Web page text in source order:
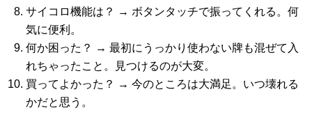
サイコロ機能は？ → ボタンタッチで振ってくれる。何
気に便利。
何か困った？ → 最初にうっかり使わない牌も混ぜて入
れちゃったこと。見つけるのが大変。
買ってよかった？ → 今のところは大満足。いつ壊れる
かだと思う。